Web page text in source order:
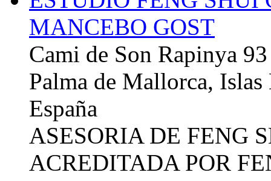
MANCEBO GOST
Cami de Son Rapinya 93
Palma de Mallorca, Islas
España
ASESORIA DE FENG
ACREDITADA POR